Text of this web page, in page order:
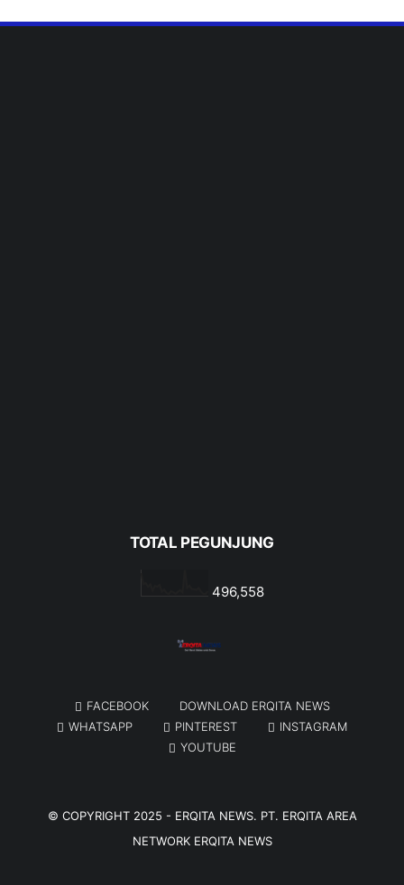
TOTAL PEGUNJUNG
496,558
FACEBOOK
DOWNLOAD ERQITA NEWS
WHATSAPP
PINTEREST
INSTAGRAM
YOUTUBE
© COPYRIGHT 2025 - ERQITA NEWS. PT. ERQITA AREA
NETWORK ERQITA NEWS